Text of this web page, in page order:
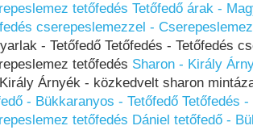
tetőfedés Tetőfedő árak -
cserepeslemezzel -
- Tetőfedő Tetőfedés - Tetőfedés
tetőfedés Sharon - Király
Király Árnyék - közkedvelt sharon
- Bükkaranyos - Tetőfedő Tetőfedés
tetőfedés Dániel tetőfedő -